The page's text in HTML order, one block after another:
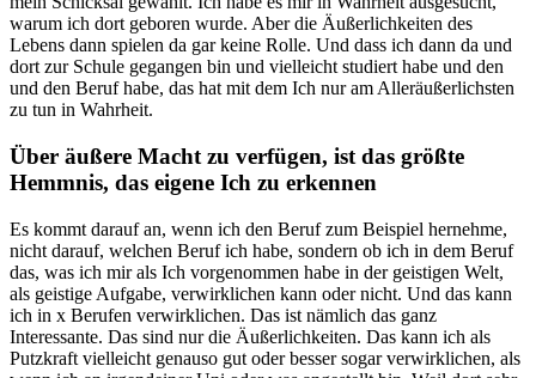
warum ich dort geboren wurde. Aber die Äußerlichkeiten des
Lebens dann spielen da gar keine Rolle. Und dass ich dann da und
dort zur Schule gegangen bin und vielleicht studiert habe und den
und den Beruf habe, das hat mit dem Ich nur am Alleräußerlichsten
zu tun in Wahrheit.
Über äußere Macht zu verfügen, ist das größte
Hemmnis, das eigene Ich zu erkennen
Es kommt darauf an, wenn ich den Beruf zum Beispiel hernehme,
nicht darauf, welchen Beruf ich habe, sondern ob ich in dem Beruf
das, was ich mir als Ich vorgenommen habe in der geistigen Welt,
als geistige Aufgabe, verwirklichen kann oder nicht. Und das kann
ich in x Berufen verwirklichen. Das ist nämlich das ganz
Interessante. Das sind nur die Äußerlichkeiten. Das kann ich als
Putzkraft vielleicht genauso gut oder besser sogar verwirklichen, als